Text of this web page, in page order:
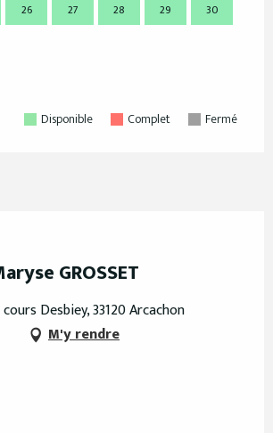
26 27 28 29
30
Disponible Complet Fermé
GROSSET
cours Desbiey, 33120 Arcachon
M'y rendre